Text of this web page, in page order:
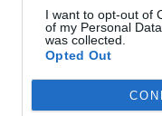
I want to opt-out of
of my Personal
was collected.
Opted Out